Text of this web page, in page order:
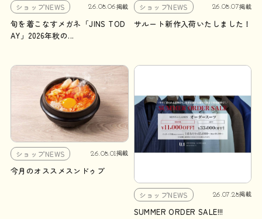
ショップNEWS 26.08.06 掲載
旬を着こなすメガネ「JINS TOD
AY」2026年秋の...
ショップNEWS 26.08.07掲載
サルート新作入荷いたしました！
ショップNEWS 26.08.01掲載
今月のオススメスンドゥブ
ショップNEWS 26.07.28掲載
SUMMER ORDER SALE!!!